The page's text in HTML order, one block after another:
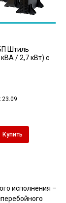
Штиль
/ 2,7 кВт) с
23.09
Купить
исполнения –